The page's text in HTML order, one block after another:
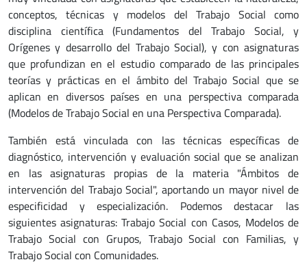
conceptos, técnicas y modelos del Trabajo Social como
disciplina científica (Fundamentos del Trabajo Social, y
Orígenes y desarrollo del Trabajo Social), y con asignaturas
que profundizan en el estudio comparado de las principales
teorías y prácticas en el ámbito del Trabajo Social que se
aplican en diversos países en una perspectiva comparada
(Modelos de Trabajo Social en una Perspectiva Comparada).
También está vinculada con las técnicas específicas de
diagnóstico, intervención y evaluación social que se analizan
en las asignaturas propias de la materia "Ámbitos de
intervención del Trabajo Social", aportando un mayor nivel de
especificidad y especialización. Podemos destacar las
siguientes asignaturas: Trabajo Social con Casos, Modelos de
Trabajo Social con Grupos, Trabajo Social con Familias, y
Trabajo Social con Comunidades.